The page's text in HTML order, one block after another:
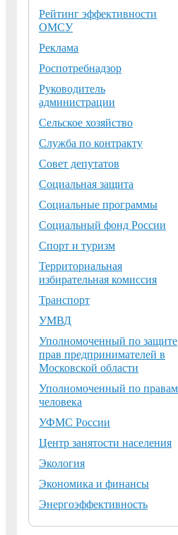
Рейтинг эффективности
ОМСУ
Реклама
Роспотребнадзор
Руководитель
администрации
Сельское хозяйство
Служба по контракту
Совет депутатов
Социальная защита
Социальные программы
Социальный фонд России
Спорт и туризм
Территориальная
избирательная комиссия
Транспорт
УМВД
Уполномоченный по защите
прав предпринимателей в
Московской области
Уполномоченный по правам
человека
УФМС России
Центр занятости населения
Экология
Экономика и финансы
Энергоэффективность